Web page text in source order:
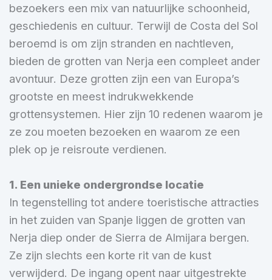
bezoekers een mix van natuurlijke schoonheid,
geschiedenis en cultuur. Terwijl de Costa del Sol
beroemd is om zijn stranden en nachtleven,
bieden de grotten van Nerja een compleet ander
avontuur. Deze grotten zijn een van Europa’s
grootste en meest indrukwekkende
grottensystemen. Hier zijn 10 redenen waarom je
ze zou moeten bezoeken en waarom ze een
plek op je reisroute verdienen.
1. Een unieke ondergrondse locatie
In tegenstelling tot andere toeristische attracties
in het zuiden van Spanje liggen de grotten van
Nerja diep onder de Sierra de Almijara bergen.
Ze zijn slechts een korte rit van de kust
verwijderd. De ingang opent naar uitgestrekte